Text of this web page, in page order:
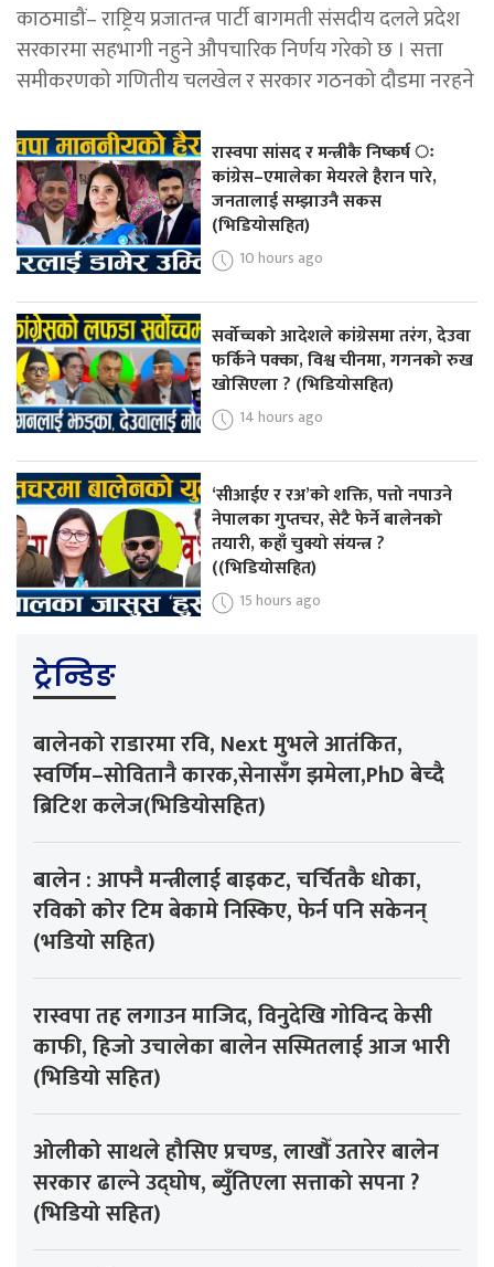
काठमाडौं– राष्ट्रिय प्रजातन्त्र पार्टी बागमती संसदीय दलले प्रदेश
सरकारमा सहभागी नहुने औपचारिक निर्णय गरेको छ । सत्ता
समीकरणको गणितीय चलखेल र सरकार गठनको दौडमा नरहने
रास्वपा सांसद र मन्त्रीकै निष्कर्ष ः
कांग्रेस–एमालेका मेयरले हैरान पारे,
जनतालाई सम्झाउनै सकस
(भिडियोसहित)
10 hours ago
सर्वोच्चको आदेशले कांग्रेसमा तरंग, देउवा
फर्किने पक्का, विश्व चीनमा, गगनको रुख
खोसिएला ? (भिडियोसहित)
14 hours ago
‘सीआईए र रअ’को शक्ति, पत्तो नपाउने
नेपालका गुप्तचर, सेटै फेर्ने बालेनको
तयारी, कहाँ चुक्यो संयन्त्र ?
((भिडियोसहित)
15 hours ago
ट्रेन्डिङ
बालेनको राडारमा रवि, Next मुभले आतंकित,
स्वर्णिम–सोवितानै कारक,सेनासँग झमेला,PhD बेच्दै
ब्रिटिश कलेज(भिडियोसहित)
बालेन : आफ्नै मन्त्रीलाई बाइकट, चर्चितकै धोका,
रविको कोर टिम बेकामे निस्किए, फेर्न पनि सकेनन्
(भडियो सहित)
रास्वपा तह लगाउन माजिद, विनुदेखि गोविन्द केसी
काफी, हिजो उचालेका बालेन सस्मितलाई आज भारी
(भिडियो सहित)
ओलीको साथले हौसिए प्रचण्ड, लाखौँ उतारेर बालेन
सरकार ढाल्ने उद्घोष, ब्युँतिएला सत्ताको सपना ?
(भिडियो सहित)